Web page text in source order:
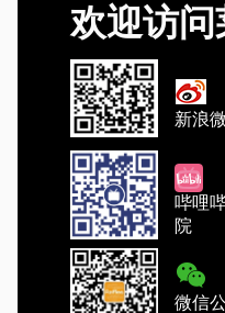
欢迎访
新浪
哔哩
院
微信